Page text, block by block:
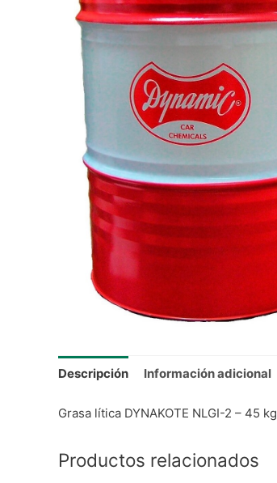
Descripción Información adicional
Grasa lítica DYNAKOTE NLGI-2 – 45 kg
Productos relacionados